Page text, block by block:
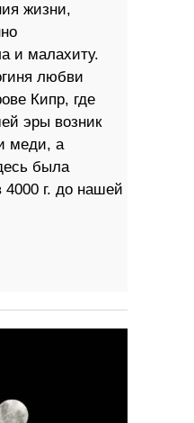
жизни,
и малахиту.
любви
Кипр, где
эры возник
меди, а
была
г. до нашей